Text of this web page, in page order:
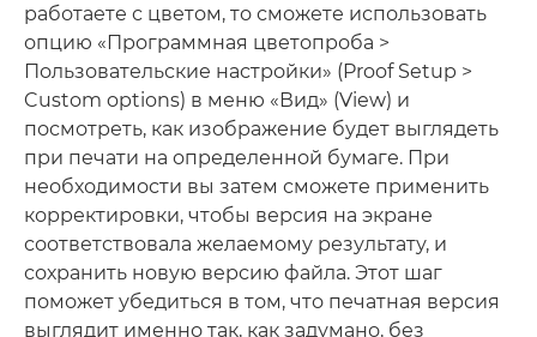
работаете с цветом, то сможете использовать
опцию «Программная цветопроба >
Пользовательские настройки» (Proof Setup >
Custom options) в меню «Вид» (View) и
посмотреть, как изображение будет выглядеть
при печати на определенной бумаге. При
необходимости вы затем сможете применить
корректировки, чтобы версия на экране
соответствовала желаемому результату, и
сохранить новую версию файла. Этот шаг
поможет убедиться в том, что печатная версия
выглядит именно так, как задумано, без